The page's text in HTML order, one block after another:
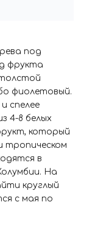
под
фрукта
фиолетовый.
спелее
4-8 белых
который
тропическом
в
На
круглый
с мая по